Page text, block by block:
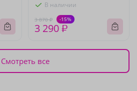
В наличии
3 870 ₽ -15%
3 290 ₽
Смотреть все